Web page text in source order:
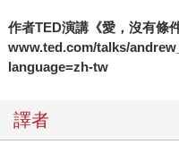
作者TED演講《愛，沒有條
www.ted.com/talks/
language=zh-tw
譯者